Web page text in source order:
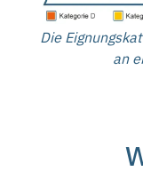
Die
an